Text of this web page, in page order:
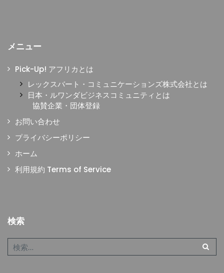
メニュー
Pick-Up! アフリカとは
レックスバート・コミュニケーションズ株式会社とは
日本・ルワンダビジネスコミュニティとは
協賛企業・団体登録
お問い合わせ
プライバシーポリシー
ホーム
利用規約 Terms of Service
検索